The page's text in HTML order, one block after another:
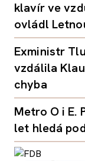
klavír ve
ovládl
Exministr
vzdálila
chyba
Metro O i E.
let hledá